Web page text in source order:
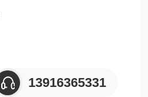
13916365331